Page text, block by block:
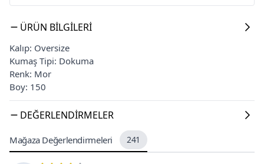
ÜRÜN BILGILERI
Kalıp: Oversize
Kumaş Tipi: Dokuma
Renk: Mor
Boy: 150
DEĞERLENDIRMELER
Mağaza Değerlendirmeleri 241